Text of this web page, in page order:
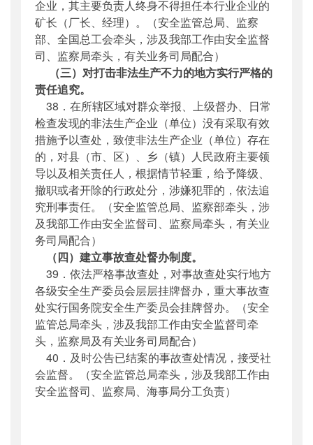
企业，其主要负责人终身不得担任本行业企业的
矿长（厂长、经理）。（安全监管总局、监察
部、全国总工会牵头，涉及我部工作由安全监督
司、监察局牵头，有关业务司局配合）
（三）对打击非法生产不力的地方实行严格的
责任追究。
38．在所辖区域对群众举报、上级督办、日常
检查发现的非法生产企业（单位）没有采取有效
措施予以查处，致使非法生产企业（单位）存在
的，对县（市、区）、乡（镇）人民政府主要领
导以及相关责任人，根据情节轻重，给予降级、
撤职或者开除的行政处分，涉嫌犯罪的，依法追
究刑事责任。（安全监管总局、监察部牵头，涉
及我部工作由安全监督司、监察局牵头，有关业
务司局配合）
（四）建立事故查处督办制度。
39．依法严格事故查处，对事故查处实行地方
各级安全生产委员会层层挂牌督办，重大事故查
处实行国务院安全生产委员会挂牌督办。（安全
监管总局牵头，涉及我部工作由安全监督司牵
头，监察局及有关业务司局配合）
40．及时公告已结案的事故查处情况，接受社
会监督。（安全监管总局牵头，涉及我部工作由
安全监督司、监察局、海事局分工负责）